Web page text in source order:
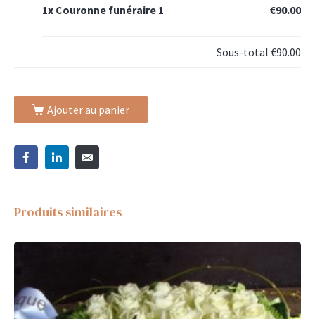
1x Couronne funéraire 1 €90.00
Sous-total €90.00
Ajouter au panier
Produits similaires